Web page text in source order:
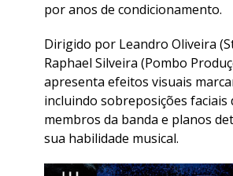
por anos de condicionamento.
Dirigido por Leandro Oliveira
Raphael Silveira (Pombo
apresenta efeitos visuais
incluindo sobreposições faciais
membros da banda e planos
sua habilidade musical.